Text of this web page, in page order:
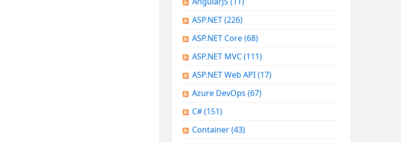
ASP.NET(226)
ASP.NET Core(68)
ASP.NET MVC(111)
ASP.NET Web API(17)
Azure DevOps (67)
C#(151)
Container(43)